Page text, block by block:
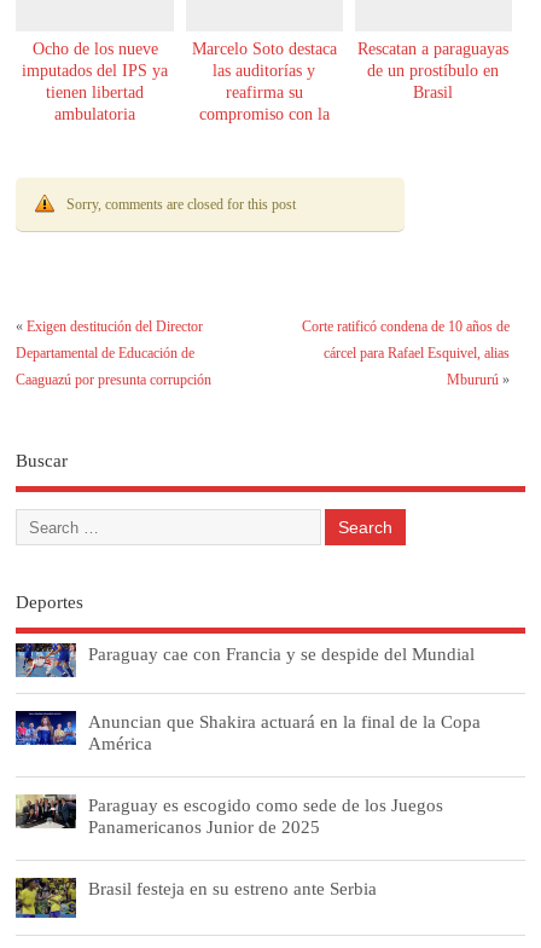
Ocho de los nueve
imputados del IPS ya
tienen libertad
ambulatoria
Marcelo Soto destaca
las auditorías y
reafirma su
compromiso con la
Rescatan a paraguayas
de un prostíbulo en
Brasil
Sorry, comments are closed for this post
«Exigen destitución del Director
Departamental de Educación de
Caaguazú por presunta corrupción
Corte ratificó condena de 10 años de
cárcel para Rafael Esquivel, alias
Mbururú»
Buscar
Deportes
Paraguay cae con Francia y se despide del Mundial
Anuncian que Shakira actuará en la final de la Copa
América
Paraguay es escogido como sede de los Juegos
Panamericanos Junior de 2025
Brasil festeja en su estreno ante Serbia